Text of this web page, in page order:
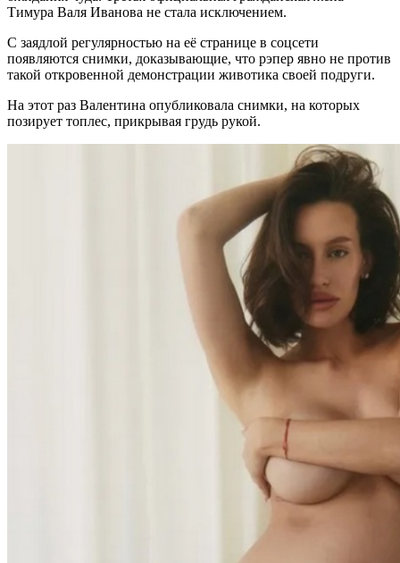
Тимура Валя Иванова не стала исключением.
С заядлой регулярностью на её странице в соцсети
появляются снимки, доказывающие, что рэпер явно не против
такой откровенной демонстрации животика своей подруги.
На этот раз Валентина опубликовала снимки, на которых
позирует топлес, прикрывая грудь рукой.